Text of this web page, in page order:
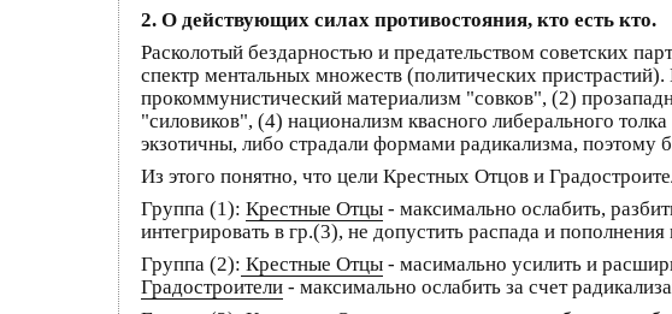
2. О действующих силах противостояния, кто есть кто.
Расколотый бездарностью и предательством советских
спектр ментальных множеств (политических
прокоммунистический материализм "совков", (2)
"силовиков", (4) национализм квасного либерального
экзотичны, либо страдали формами радикализма, поэтому
Из этого понятно, что цели Крестных Отцов и
Группа (1): Крестные Отцы - максимально ослабить,
интегрировать в гр.(3), не допустить распада и
Группа (2): Крестные Отцы - масимально усилить и
Градостроители - максимально ослабить за счет